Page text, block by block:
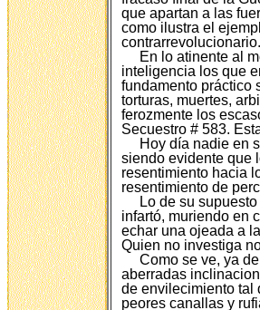
que apartan a las
como ilustra el
contrarrevolucionario.
En lo atinente al
inteligencia los que
fundamento práctico
torturas, muertes,
ferozmente los
Secuestro # 583.
Hoy día nadie en
siendo evidente que
resentimiento hacia
resentimiento de
Lo de su
infartó, muriendo en
echar una ojeada a
Quien no investiga
Como se ve, ya
aberradas
de envilecimiento tal
peores canallas y